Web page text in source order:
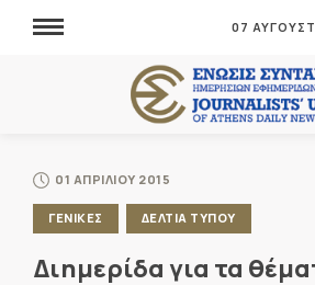
07
01 ΑΠΡΙΛΙΟΥ 2015
ΓΕΝΙΚΕΣ ΔΕΛΤΙΑ ΤΥΠΟΥ
Διημερίδα για τα